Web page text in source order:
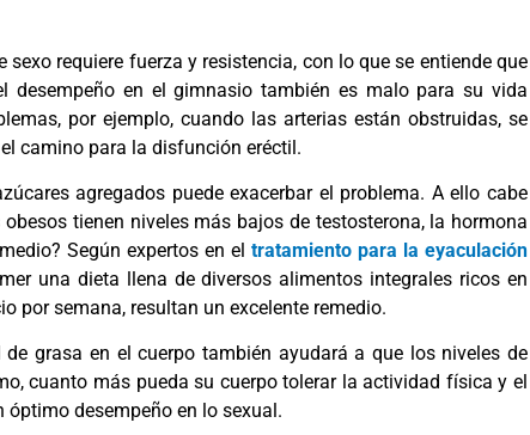
requiere fuerza y resistencia, con lo que se entiende que
desempeño en el gimnasio también es malo para su vida
por ejemplo, cuando las arterias están obstruidas, se
camino para la disfunción eréctil.
agregados puede exacerbar el problema. A ello cabe
tienen niveles más bajos de testosterona, la hormona
Según expertos en el tratamiento para la eyaculación
una dieta llena de diversos alimentos integrales ricos en
por semana, resultan un excelente remedio.
grasa en el cuerpo también ayudará a que los niveles de
cuanto más pueda su cuerpo tolerar la actividad física y el
desempeño en lo sexual.